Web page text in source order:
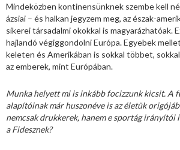
Mindeközben kontinensünknek szembe kell
ázsiai – és halkan jegyzem meg, az észak-
sikerei társadalmi okokkal is magyarázhatóak.
hajlandó végiggondolni Európa. Egyebek
keleten és Amerikában is sokkal többet,
az emberek, mint Európában.
Munka helyett mi is inkább focizzunk kicsit. A
alapítóinak már huszonéve is az életük
nemcsak drukkerek, hanem e sportág irányítói
a Fidesznek?